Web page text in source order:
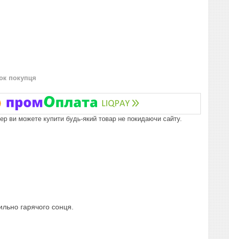
покупця
ви можете купити будь-який товар не покидаючи сайту.
гарячого сонця.